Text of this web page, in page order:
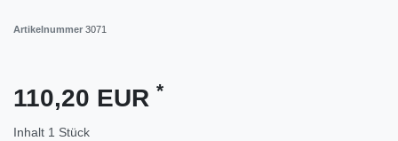
Artikelnummer 3071
110,20 EUR *
Inhalt 1 Stück